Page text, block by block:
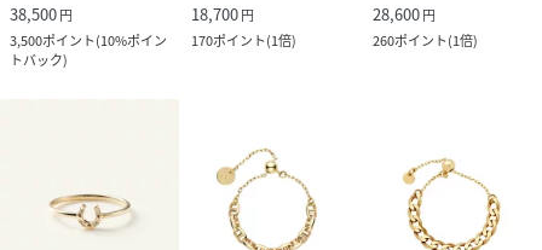
38,500円
3,500ポイント(10%ポイン
トバック)
18,700円
170ポイント(1倍)
28,600円
260ポイント(1倍)